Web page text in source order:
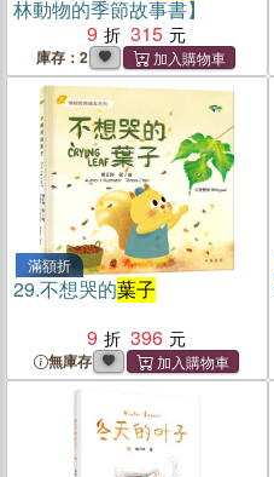
林動物的季節故事書】
9
315
庫存：2
滿額折
29.不想哭的葉子
9
396
無庫存